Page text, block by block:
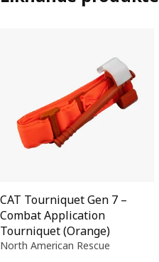
CAT Tourniquet Gen 7 –
Combat Application
Tourniquet (Orange)
North American Rescue